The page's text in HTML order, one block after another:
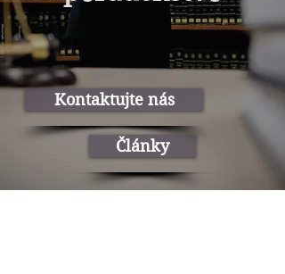
Kontaktujte nás
Články